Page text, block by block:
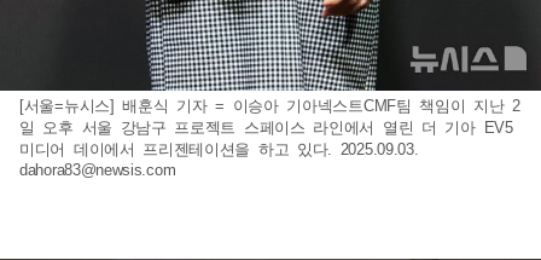
[서울=뉴시스] 배훈식 기자 = 이승아 기아넥스트CMF팀 책임이 지난 2
일 오후 서울 강남구 프로젝트 스페이스 라인에서 열린 더 기아 EV5
미디어 데이에서 프리젠테이션을 하고 있다. 2025.09.03.
dahora83@newsis.com